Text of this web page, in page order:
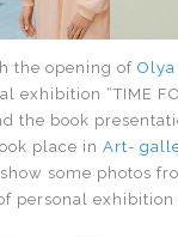
the opening of Olya
exhibition “TIME
the book
place in Art-
some photos
personal exhibition